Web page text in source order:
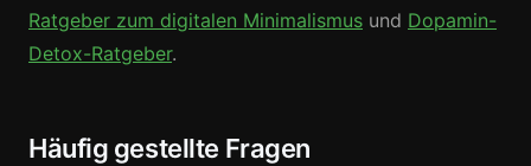
Ratgeber zum digitalen Minimalismus und Dopamin-
Detox-Ratgeber.
Häufig gestellte Fragen